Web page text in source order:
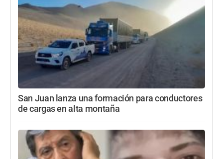
San Juan lanza una formación para conductores
de cargas en alta montaña